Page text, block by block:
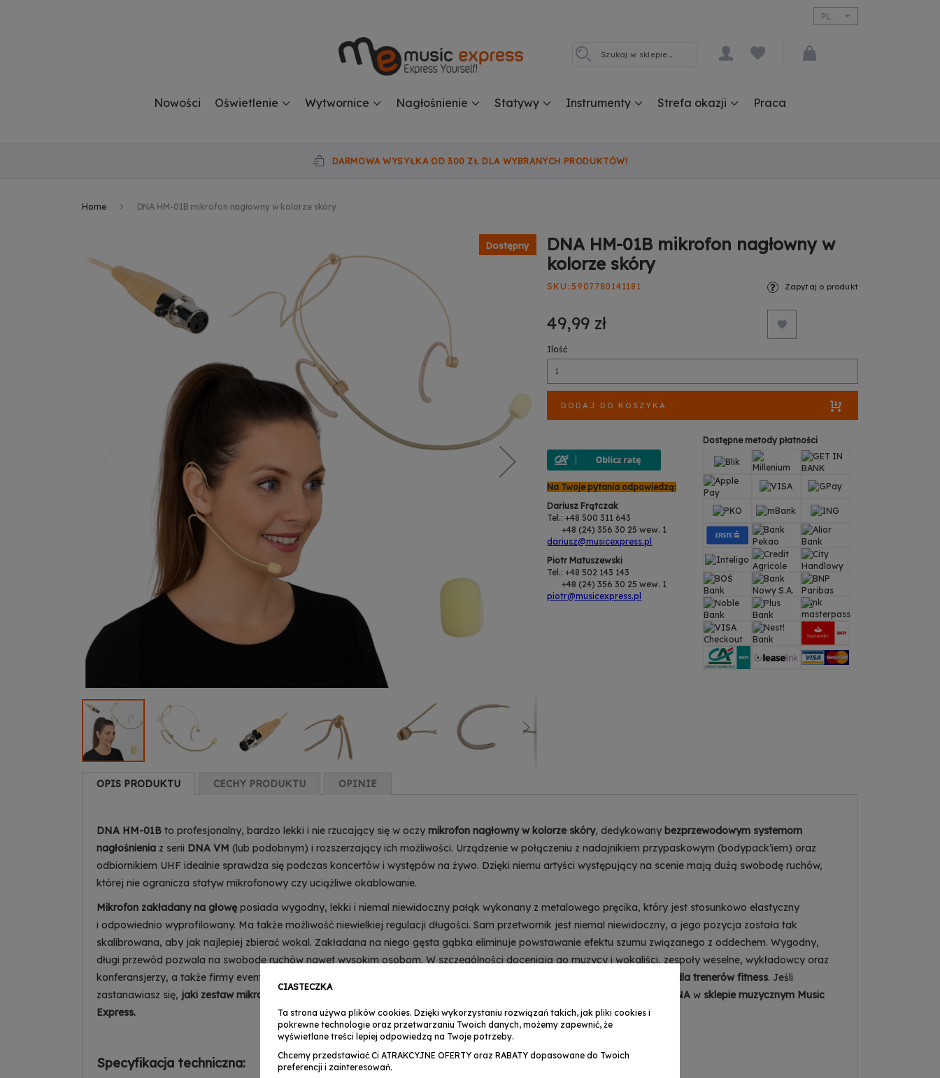
PL
Nowości Oświetlenie Wytwornice Nagłośnienie Statywy Instrumenty Strefa okazji Praca
DARMOWA WYSYŁKA OD 300 ZŁ DLA WYBRANYCH PRODUKTÓW!
Home DNA HM-01B mikrofon nagłowny w kolorze skóry
Dostępny
DNA HM-01B mikrofon nagłowny w
kolorze skóry
SKU 5907780141181
49,99 zł
Zapytaj o produkt
Ilość
DODAJ DO KOSZYKA
Na Twoje pytania odpowiedzą:
Dariusz Frątczak
Tel.: +48 500 311 643
+48 (24) 356 30 25 wew. 1
dariusz@musicexpress.pl
Piotr Matuszewski
Tel.: +48 502 143 143
+48 (24) 356 30 25 wew. 1
piotr@musicexpress.pl
Dostępne metody płatności
OPIS PRODUKTU
DNA HM-01B to profesjonalny, bardzo lekki i nie rzucający się w oczy mikrofon nagłowny w kolorze skóry, dedykowany bezprzewodowym systemom
nagłośnienia z serii DNA VM (lub podobnym) i rozszerzający ich możliwości. Urządzenie w połączeniu z nadajnikiem przypaskowym (bodypack’iem) oraz
odbiornikiem UHF idealnie sprawdza się podczas koncertów i występów na żywo. Dzięki niemu artyści występujący na scenie mają dużą swobodę ruchów,
której nie ogranicza statyw mikrofonowy czy uciążliwe okablowanie.
Mikrofon zakładany na głowę posiada wygodny, lekki i niemal niewidoczny pałąk wykonany z metalowego pręcika, który jest stosunkowo elastyczny
i odpowiednio wyprofilowany. Ma także możliwość niewielkiej regulacji długości. Sam przetwornik jest niemal niewidoczny, a jego pozycja została tak
skalibrowana, aby jak najlepiej zbierać wokal. Zakładana na niego gęsta gąbka eliminuje powstawanie efektu szumu związanego z oddechem. Wygodny,
długi przewód pozwala na swobodę ruchów nawet wysokim osobom. W szczególności doceniają go muzycy i wokaliści, zespoły weselne, wykładowcy oraz
konferansjerzy, a także firmy eventowe i instytucje związane z branżą nagłośnienia. To również świetny
mikrofon nagłowny dla trenerów fitness. Jeśli
zastanawiasz się, jaki zestaw mikrofonów bezprzewodowych wybrać markę DNA w sklepie muzycznym Music
Express.
Specyfikacja techniczna:
CECHY PRODUKTU OPINIE
CIASTECZKA
Ta strona używa plików cookies. Dzięki wykorzystaniu rozwiązań takich, jak pliki cookies i
pokrewne technologie oraz przetwarzaniu Twoich danych, możemy zapewnić, że
wyświetlane treści lepiej odpowiedzą na Twoje potrzeby.
Chcemy przedstawiać Ci ATRAKCYJNE OFERTY oraz RABATY dopasowane do Twoich
preferencji i zainteresowań.